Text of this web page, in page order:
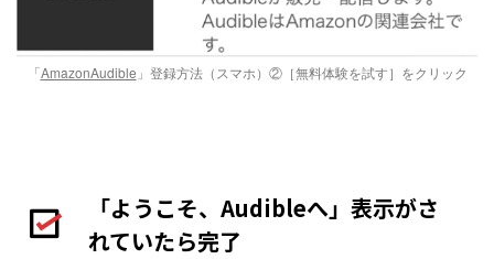
「AmazonAudible 」登録方法（スマホ）②［無料体験を試す］をクリック
「ようこそ、Audibleへ」表示がさ
れていたら完了